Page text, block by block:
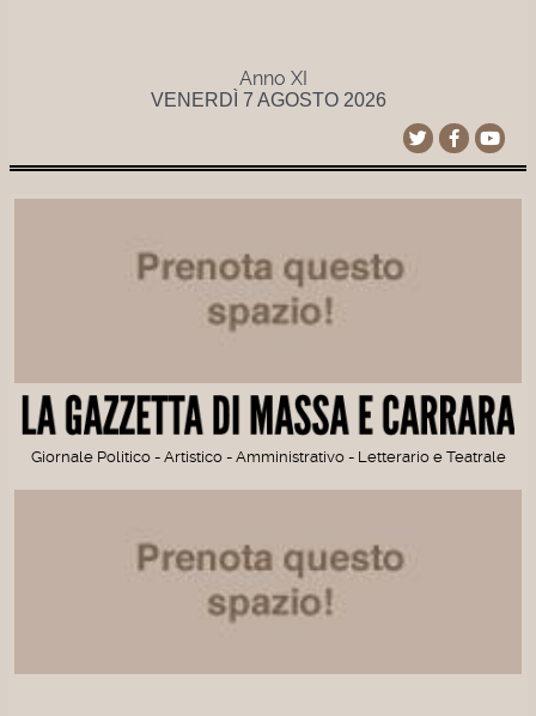
Anno XI
VENERDÌ 7 AGOSTO 2026
Giornale Politico - Artistico - Amministrativo - Letterario e Teatrale